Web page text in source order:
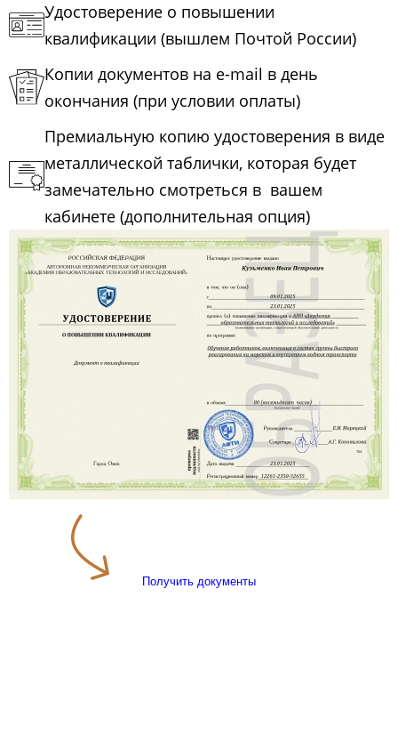
Удостоверение о повышении
квалификации (вышлем Почтой России)
Копии документов на e-mail в день
окончания (при условии оплаты)
Премиальную копию удостоверения в виде
металлической таблички, которая будет
замечательно смотреться в вашем
кабинете (дополнительная опция)
Получить документы